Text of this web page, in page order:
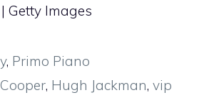
Getty Images
, Primo Piano
, Hugh Jackman,vip